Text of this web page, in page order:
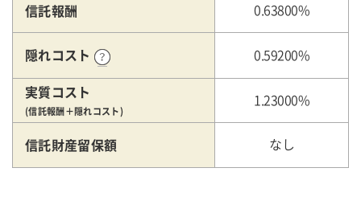
信託報酬 0.63800%
隠れコスト 0.59200%
実質コスト
(信託報酬＋隠れコスト)
1.23000%
信託財産留保額 なし